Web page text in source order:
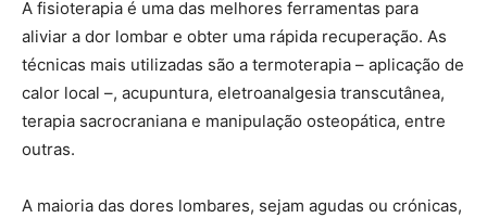
A fisioterapia é uma das melhores ferramentas para
aliviar a dor lombar e obter uma rápida recuperação. As
técnicas mais utilizadas são a termoterapia – aplicação de
calor local –, acupuntura, eletroanalgesia transcutânea,
terapia sacrocraniana e manipulação osteopática, entre
outras.
A maioria das dores lombares, sejam agudas ou crónicas,